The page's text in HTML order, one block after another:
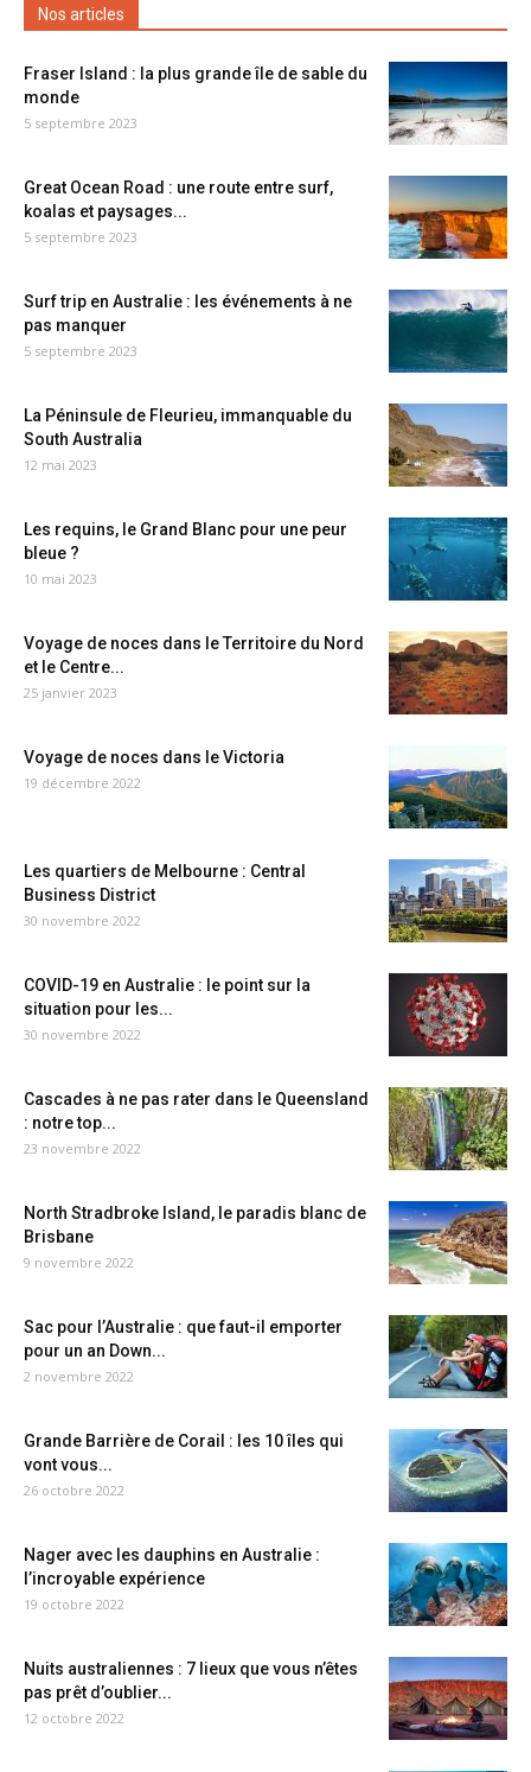
Nos articles
Fraser Island : la plus grande île de sable du
monde
5 septembre 2023
Great Ocean Road : une route entre surf,
koalas et paysages...
5 septembre 2023
Surf trip en Australie : les événements à ne
pas manquer
5 septembre 2023
La Péninsule de Fleurieu, immanquable du
South Australia
12 mai 2023
Les requins, le Grand Blanc pour une peur
bleue ?
10 mai 2023
Voyage de noces dans le Territoire du Nord
et le Centre...
25 janvier 2023
Voyage de noces dans le Victoria
19 décembre 2022
Les quartiers de Melbourne : Central
Business District
30 novembre 2022
COVID-19 en Australie : le point sur la
situation pour les...
30 novembre 2022
Cascades à ne pas rater dans le Queensland
: notre top...
23 novembre 2022
North Stradbroke Island, le paradis blanc de
Brisbane
9 novembre 2022
Sac pour l’Australie : que faut-il emporter
pour un an Down...
2 novembre 2022
Grande Barrière de Corail : les 10 îles qui
vont vous...
26 octobre 2022
Nager avec les dauphins en Australie :
l’incroyable expérience
19 octobre 2022
Nuits australiennes : 7 lieux que vous n’êtes
pas prêt d’oublier...
12 octobre 2022